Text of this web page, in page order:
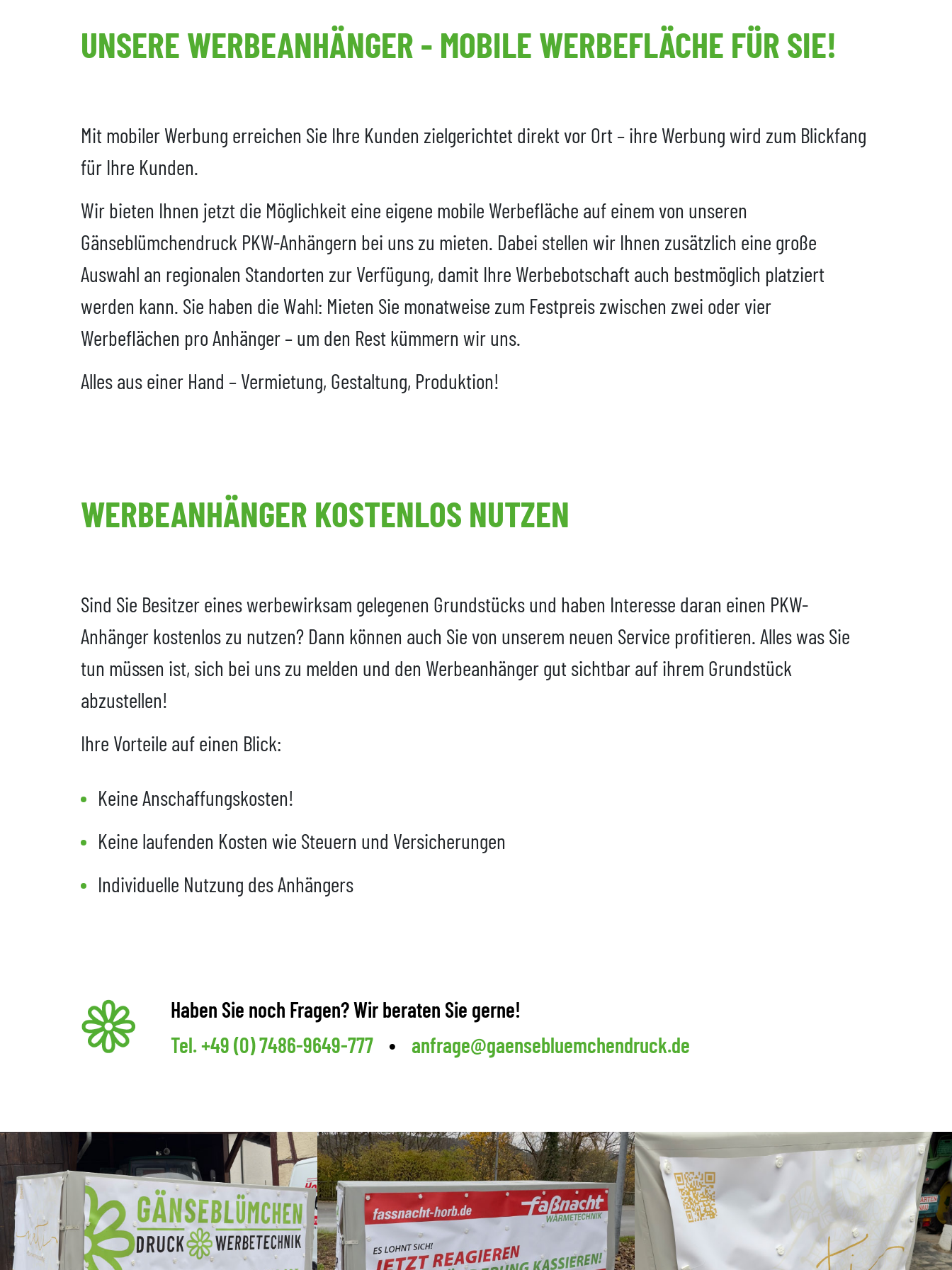
UNSERE WERBEANHÄNGER - MOBILE WERBEFLÄCHE FÜR SIE!
Mit mobiler Werbung erreichen Sie Ihre Kunden zielgerichtet direkt vor Ort – ihre Werbung wird zum Blickfang
für Ihre Kunden.
Wir bieten Ihnen jetzt die Möglichkeit eine eigene mobile Werbefläche auf einem von unseren
Gänseblümchendruck PKW-Anhängern bei uns zu mieten. Dabei stellen wir Ihnen zusätzlich eine große
Auswahl an regionalen Standorten zur Verfügung, damit Ihre Werbebotschaft auch bestmöglich platziert
werden kann. Sie haben die Wahl: Mieten Sie monatweise zum Festpreis zwischen zwei oder vier
Werbeflächen pro Anhänger – um den Rest kümmern wir uns.
Alles aus einer Hand – Vermietung, Gestaltung, Produktion!
WERBEANHÄNGER KOSTENLOS NUTZEN
Sind Sie Besitzer eines werbewirksam gelegenen Grundstücks und haben Interesse daran einen PKW-
Anhänger kostenlos zu nutzen? Dann können auch Sie von unserem neuen Service profitieren. Alles was Sie
tun müssen ist, sich bei uns zu melden und den Werbeanhänger gut sichtbar auf ihrem Grundstück
abzustellen!
Ihre Vorteile auf einen Blick:
Keine Anschaffungskosten!
Keine laufenden Kosten wie Steuern und Versicherungen
Individuelle Nutzung des Anhängers
Haben Sie noch Fragen? Wir beraten Sie gerne!
Tel.+49 (0) 7486-9649-777 • anfrage@gaensebluemchendruck.de